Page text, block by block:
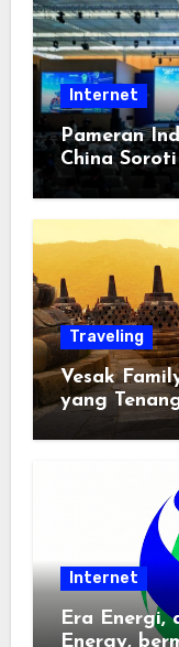
Internet
Pameran
China
Traveling
Vesak
yang
Pemindai
Internet
Era Energi,
Energy,